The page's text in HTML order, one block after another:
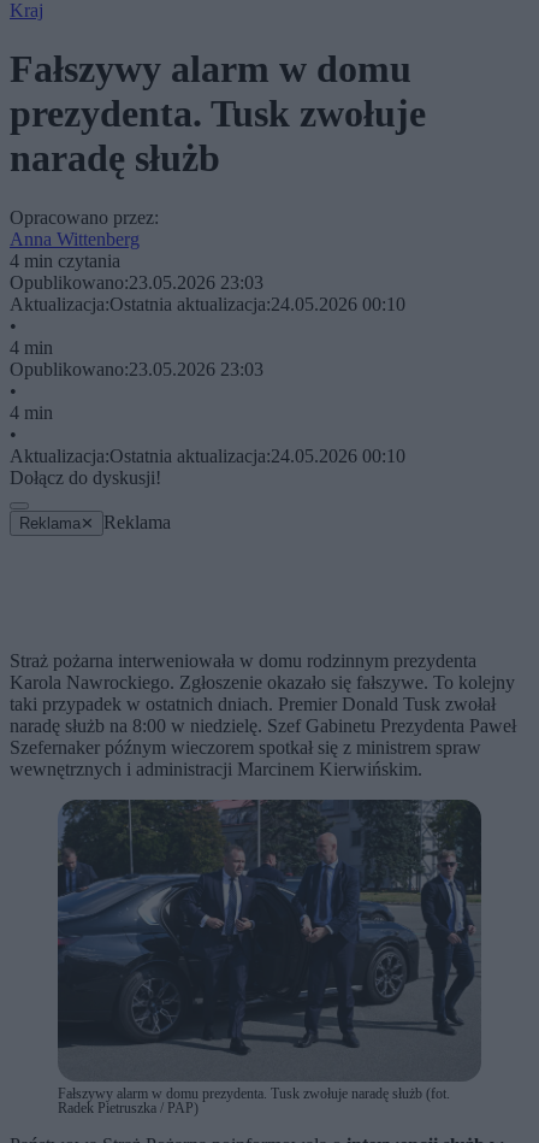
Kraj
Fałszywy alarm w domu
prezydenta. Tusk zwołuje
naradę służb
Opracowano przez:
Anna Wittenberg
4 min czytania
Opublikowano:23.05.2026 23:03
Aktualizacja:Ostatnia aktualizacja:24.05.2026 00:10
•
4 min
Opublikowano:23.05.2026 23:03
•
4 min
•
Aktualizacja:Ostatnia aktualizacja:24.05.2026 00:10
Dołącz do dyskusji!
Reklama ✕ Reklama
Straż pożarna interweniowała w domu rodzinnym prezydenta
Karola Nawrockiego. Zgłoszenie okazało się fałszywe. To kolejny
taki przypadek w ostatnich dniach. Premier Donald Tusk zwołał
naradę służb na 8:00 w niedzielę. Szef Gabinetu Prezydenta Paweł
Szefernaker późnym wieczorem spotkał się z ministrem spraw
wewnętrznych i administracji Marcinem Kierwińskim.
Fałszywy alarm w domu prezydenta. Tusk zwołuje naradę służb (fot.
Radek Pietruszka / PAP)